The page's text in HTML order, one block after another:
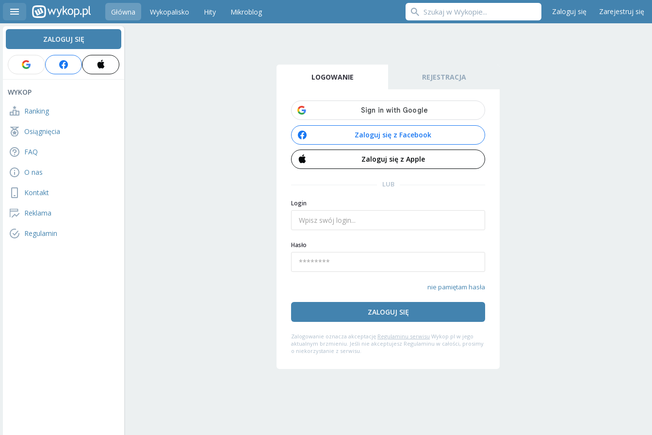
Główna Wykopalisko Hity Mikroblog Zaloguj się Zarejestruj się
ZALOGUJ SIĘ
WYKOP
Ranking
Osiągnięcia
FAQ
O nas
Kontakt
Reklama
Regulamin
LOGOWANIE REJESTRACJA
Zaloguj się z Facebook
Zaloguj się z Apple
LUB
Login
Hasło
nie pamiętam hasła
ZALOGUJ SIĘ
Zalogowanie oznacza akceptację Regulaminu serwisu Wykop.pl w jego
aktualnym brzmieniu. Jeśli nie akceptujesz Regulaminu w całości, prosimy
o niekorzystanie z serwisu.